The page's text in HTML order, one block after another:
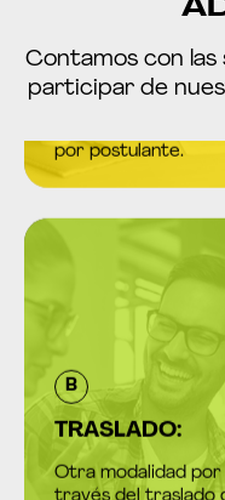
Contamos con
participar de
consta de una
personal. Se
nuestra área
TRASLADO:
Otra modalidad por
través del traslado
Corriente Alterna.